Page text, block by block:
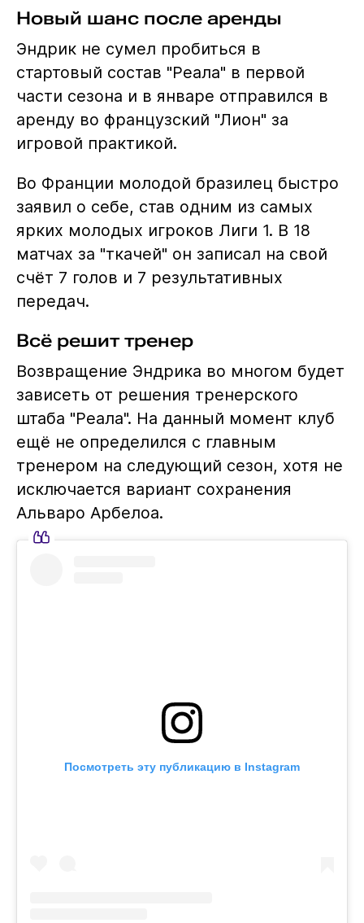
Новый шанс после аренды
Эндрик не сумел пробиться в
стартовый состав "Реала" в первой
части сезона и в январе отправился в
аренду во французский "Лион" за
игровой практикой.
Во Франции молодой бразилец быстро
заявил о себе, став одним из самых
ярких молодых игроков Лиги 1. В 18
матчах за "ткачей" он записал на свой
счёт 7 голов и 7 результативных
передач.
Всё решит тренер
Возвращение Эндрика во многом будет
зависеть от решения тренерского
штаба "Реала". На данный момент клуб
ещё не определился с главным
тренером на следующий сезон, хотя не
исключается вариант сохранения
Альваро Арбелоа.
Посмотреть эту публикацию в Instagram